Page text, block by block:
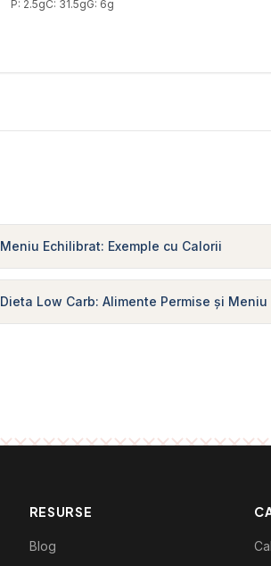
P: 2.5gC: 31.5gG: 6g
Meniu Echilibrat: Exemple cu Calorii
Dieta Low Carb: Alimente Permise și Meniu
RESURSE
Blog